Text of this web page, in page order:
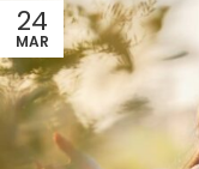
24
MAR